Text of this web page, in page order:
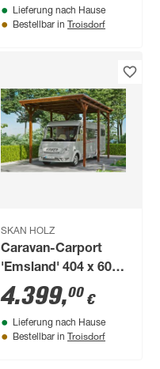
Lieferung nach Hause
Bestellbar in Troisdorf
SKAN HOLZ
Caravan-Carport
'Emsland' 404 x 604
cm nussbaum
4.399,00 €
Lieferung nach Hause
Bestellbar in Troisdorf